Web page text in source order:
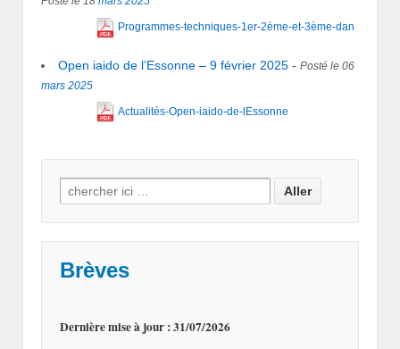
Programmes-techniques-1er-2ème-et-3ème-dan
Open iaido de l’Essonne – 9 février 2025 - Posté le 06
mars 2025
Actualités-Open-iaido-de-lEssonne
Search for:
Brèves
Dernière mise à jour : 31/07/2026